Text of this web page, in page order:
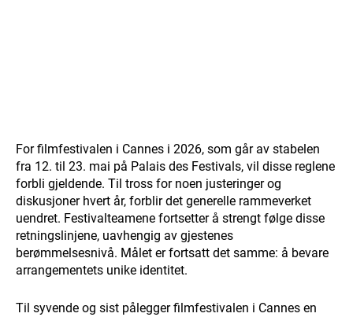
For filmfestivalen i Cannes i 2026, som går av stabelen
fra 12. til 23. mai på Palais des Festivals, vil disse reglene
forbli gjeldende. Til tross for noen justeringer og
diskusjoner hvert år, forblir det generelle rammeverket
uendret. Festivalteamene fortsetter å strengt følge disse
retningslinjene, uavhengig av gjestenes
berømmelsesnivå. Målet er fortsatt det samme: å bevare
arrangementets unike identitet.
Til syvende og sist pålegger filmfestivalen i Cannes en